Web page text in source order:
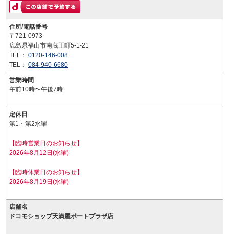
住所/電話番号
〒721-0973
広島県福山市南蔵王町5-1-21
TEL： 0120-146-008
TEL： 084-940-6680
営業時間
午前10時〜午後7時
定休日
第1・第2水曜
【臨時営業日のお知らせ】
2026年8月12日(水曜)
【臨時休業日のお知らせ】
2026年8月19日(水曜)
店舗名
ドコモショップ天満屋ポートプラザ店